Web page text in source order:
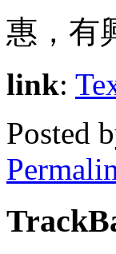
惠，有
link:
Posted